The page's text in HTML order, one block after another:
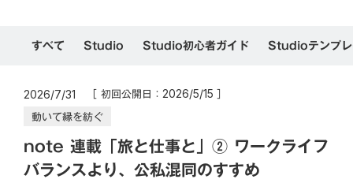
すべて Studio Studio初心者ガイド Studioテンプ
2026/7/31 ［ 初回公開日： 2026/5/15 ］
動いて縁を紡ぐ
note 連載「旅と仕事と」② ワークライフ
バランスより、公私混同のすすめ